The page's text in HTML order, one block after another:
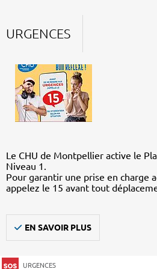
URGENCES
Le CHU de Montpellier active le
Niveau 1.
Pour garantir une prise en charge
appelez le 15 avant tout
EN SAVOIR PLUS
URGENCES